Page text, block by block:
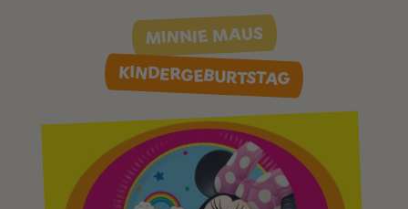
MINNIE MAUS
KINDERGEBURTSTAG